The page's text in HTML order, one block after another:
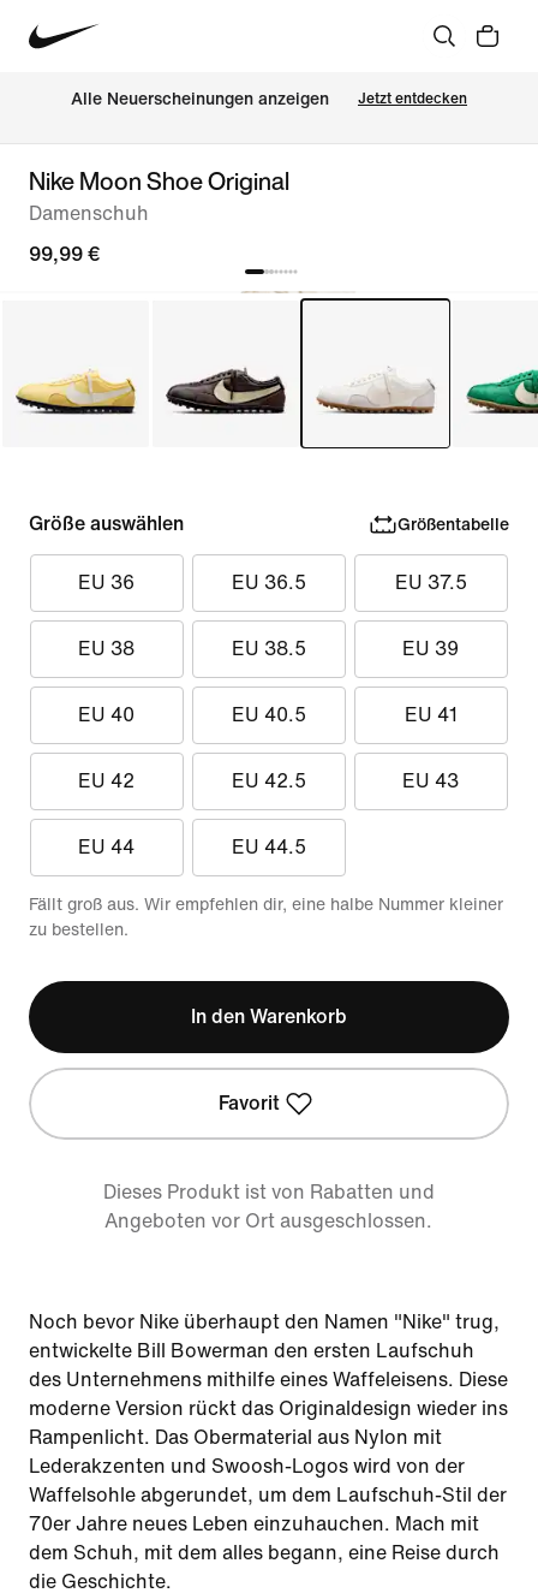
Alle Neuerscheinungen anzeigen Jetzt entdecken
Nike Moon Shoe Original
Damenschuh
99,99 €
Größe auswählen Größentabelle
EU 36 EU 36.5 EU 37.5
EU 38 EU 38.5 EU 39
EU 40 EU 40.5 EU 41
EU 42 EU 42.5 EU 43
EU 44 EU 44.5
Fällt groß aus. Wir empfehlen dir, eine halbe Nummer kleiner
zu bestellen.
In den Warenkorb
Favorit
Dieses Produkt ist von Rabatten und
Angeboten vor Ort ausgeschlossen.
Noch bevor Nike überhaupt den Namen "Nike" trug,
entwickelte Bill Bowerman den ersten Laufschuh
des Unternehmens mithilfe eines Waffeleisens. Diese
moderne Version rückt das Originaldesign wieder ins
Rampenlicht. Das Obermaterial aus Nylon mit
Lederakzenten und Swoosh-Logos wird von der
Waffelsohle abgerundet, um dem Laufschuh-Stil der
70er Jahre neues Leben einzuhauchen. Mach mit
dem Schuh, mit dem alles begann, eine Reise durch
die Geschichte.